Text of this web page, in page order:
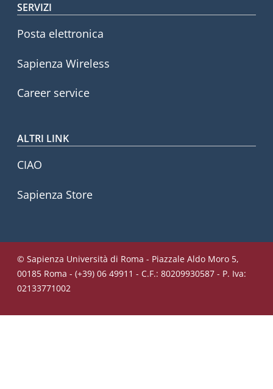
SERVIZI
Posta elettronica
Sapienza Wireless
Career service
ALTRI LINK
CIAO
Sapienza Store
© Sapienza Università di Roma - Piazzale Aldo Moro 5,
00185 Roma - (+39) 06 49911 - C.F.: 80209930587 - P. Iva:
02133771002